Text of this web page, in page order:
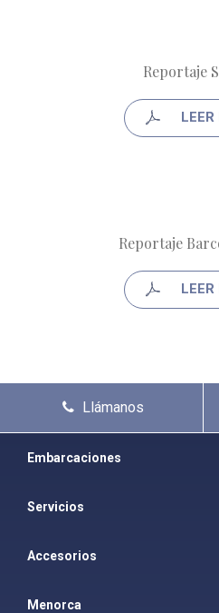
Reportaje
LEER
Reportaje
LEER
Llámanos
Embarcaciones
Servicios
Accesorios
Menorca